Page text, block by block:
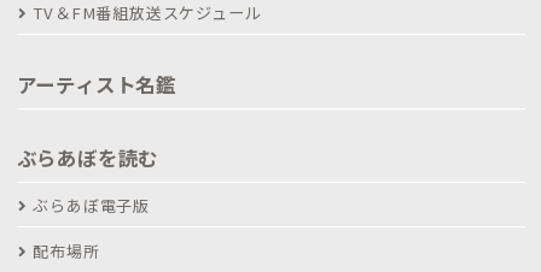
TV＆FM番組放送スケジュール
アーティスト名鑑
ぶらあぼを読む
ぶらあぼ電子版
配布場所